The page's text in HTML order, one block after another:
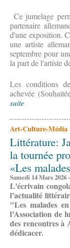
Ce jumelage
partenaire
d'une exposition.
une artiste
septembre pour
la part de l'artiste
Les conditions
achevée
suite
Art-Culture-Média
Littérature:
la tournée
«Les
Samedi 14 Mars 2026
L'écrivain
l’actualité
"Les malades
l’Association de l
des rencontres à
dédicacer.